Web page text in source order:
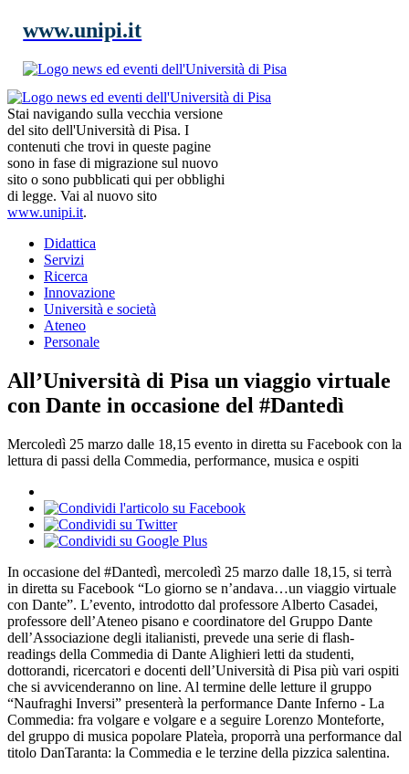
www.unipi.it
Stai navigando sulla vecchia versione
del sito dell'Università di Pisa. I
contenuti che trovi in queste pagine
sono in fase di migrazione sul nuovo
sito o sono pubblicati qui per obblighi
di legge. Vai al nuovo sito
www.unipi.it.
Didattica
Servizi
Ricerca
Innovazione
Università e società
Ateneo
Personale
All’Università di Pisa un viaggio virtuale
con Dante in occasione del #Dantedì
Mercoledì 25 marzo dalle 18,15 evento in diretta su Facebook con la
lettura di passi della Commedia, performance, musica e ospiti
In occasione del #Dantedì, mercoledì 25 marzo dalle 18,15, si terrà
in diretta su Facebook “Lo giorno se n’andava…un viaggio virtuale
con Dante”. L’evento, introdotto dal professore Alberto Casadei,
professore dell’Ateneo pisano e coordinatore del Gruppo Dante
dell’Associazione degli italianisti, prevede una serie di flash-
readings della Commedia di Dante Alighieri letti da studenti,
dottorandi, ricercatori e docenti dell’Università di Pisa più vari ospiti
che si avvicenderanno on line. Al termine delle letture il gruppo
“Naufraghi Inversi” presenterà la performance Dante Inferno - La
Commedia: fra volgare e volgare e a seguire Lorenzo Monteforte,
del gruppo di musica popolare Plateìa, proporrà una performance dal
titolo DanTaranta: la Commedia e le terzine della pizzica salentina.